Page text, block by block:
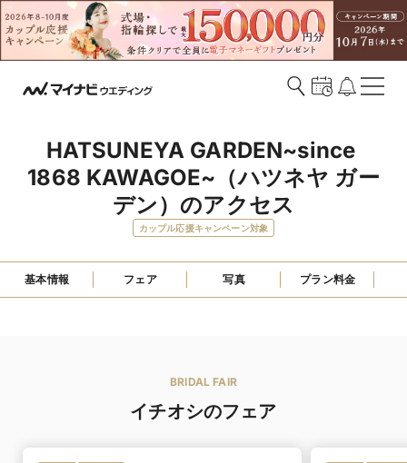
HATSUNEYA GARDEN~since
1868 KAWAGOE~（ハツネヤ ガー
デン）のアクセス
カップル応援キャンペーン対象
基本情報 フェア 写真 プラン料金
BRIDAL FAIR
イチオシのフェア